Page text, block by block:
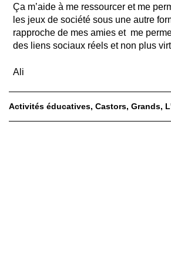
Ça m’aide à me ressourcer et me
les jeux de société sous une autre
rapproche de mes amies et me
des liens sociaux réels et non plus
Ali
Activités éducatives Castors Grands